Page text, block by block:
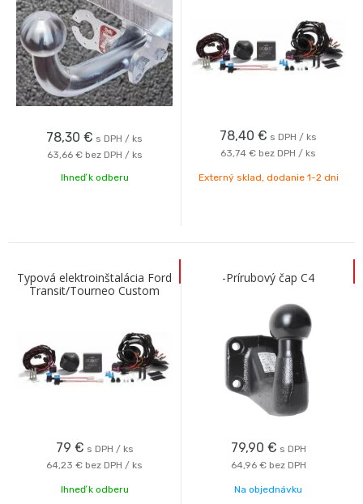
78,30 € s DPH / ks
63,66 € bez DPH / ks
Ihneď k odberu
78,40 € s DPH / ks
63,74 € bez DPH / ks
Externý sklad, dodanie 1-2 dni
Typová elektroinštalácia Ford
Transit/Tourneo Custom
79 € s DPH / ks
64,23 € bez DPH / ks
Ihneď k odberu
-Prírubový čap C4
79,90 € s DPH
64,96 € bez DPH
Na objednávku